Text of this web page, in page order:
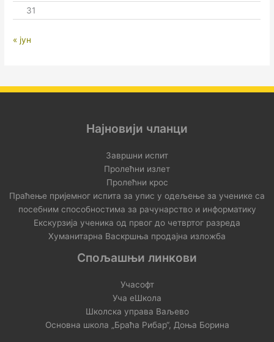
31
« јун
Најновији чланци
Завршни испит
Пролећни излет
Пролећни крос
Праћење пријемног испита за упис у одељење за ученике са
посебним способностима за рачунарство и информатику
Екскурзија ученика од првог до четвртог разреда
Хуманитарна Васкршња продајна изложба
Спољашњи линкови
Учасофт
Уча еШкола
Школска управа Ваљево
Основна школа „Браћа Рибар“, Доња Борина